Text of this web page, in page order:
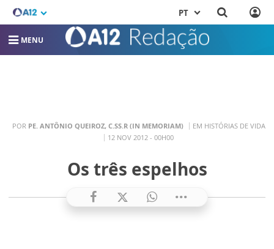
PT
MENU
POR PE. ANTÔNIO QUEIROZ, C.SS.R (IN MEMORIAM)
EM HISTÓRIAS DE VIDA
12 NOV 2012 - 00H00
Os três espelhos